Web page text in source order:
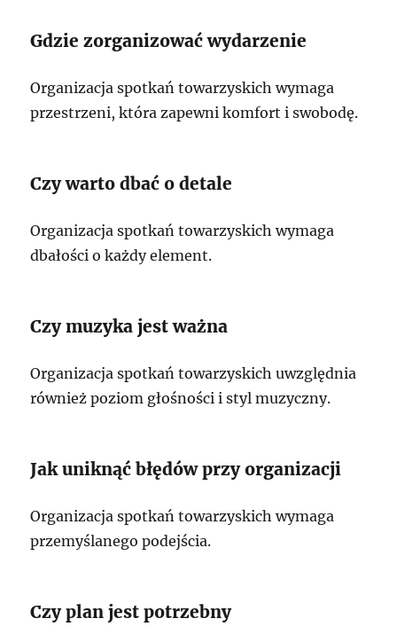
Gdzie zorganizować wydarzenie
Organizacja spotkań towarzyskich wymaga
przestrzeni, która zapewni komfort i swobodę.
Czy warto dbać o detale
Organizacja spotkań towarzyskich wymaga
dbałości o każdy element.
Czy muzyka jest ważna
Organizacja spotkań towarzyskich uwzględnia
również poziom głośności i styl muzyczny.
Jak uniknąć błędów przy organizacji
Organizacja spotkań towarzyskich wymaga
przemyślanego podejścia.
Czy plan jest potrzebny